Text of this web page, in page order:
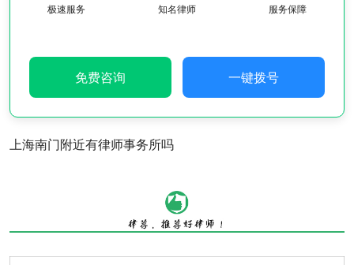
极速服务 知名律师 服务保障
免费咨询 一键拨号
上海南门附近有律师事务所吗